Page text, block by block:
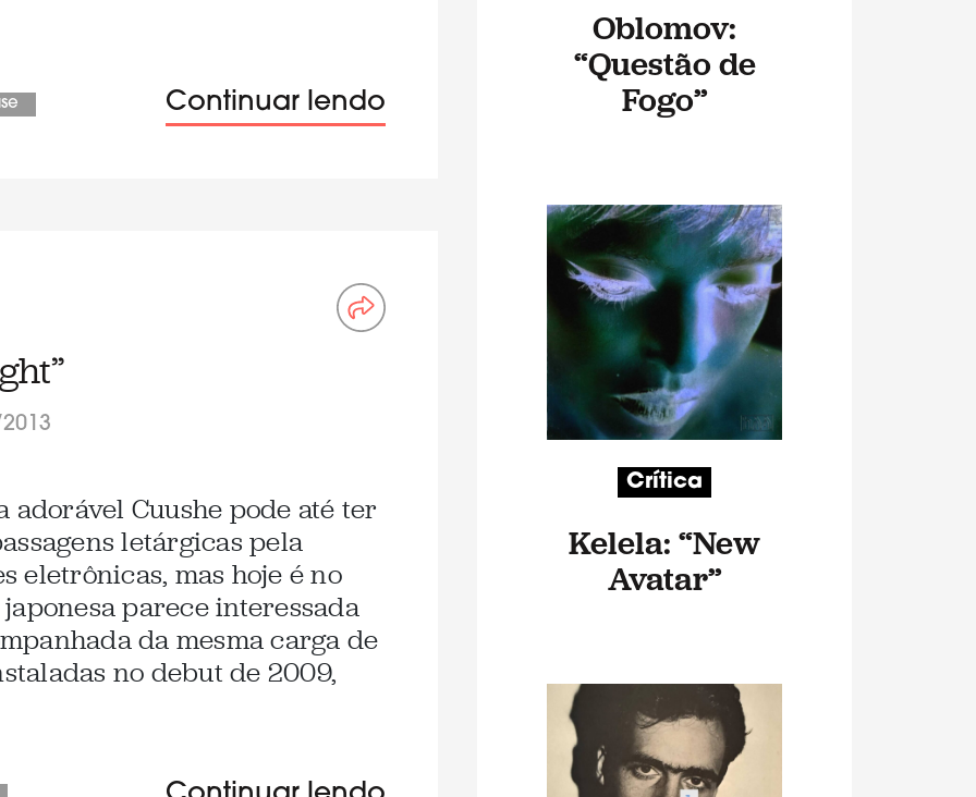
Continuar lendo
adorável Cuushe pode até ter
letárgicas pela
eletrônicas, mas hoje é no
parece interessada
da mesma carga de
no debut de 2009,
Oblomov:
“Questão de
Fogo”
Crítica
Kelela: “New
Avatar”